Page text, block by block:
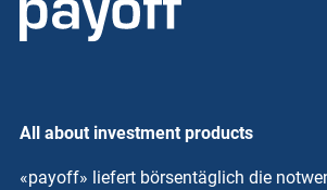
All about investment products
«payoff» liefert börsentäglich die